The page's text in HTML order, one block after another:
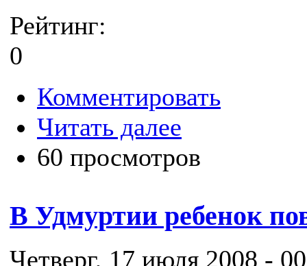
Рейтинг:
0
Комментировать
Читать далее
60 просмотров
В Удмуртии ребенок
Четверг, 17 июля 2008 -